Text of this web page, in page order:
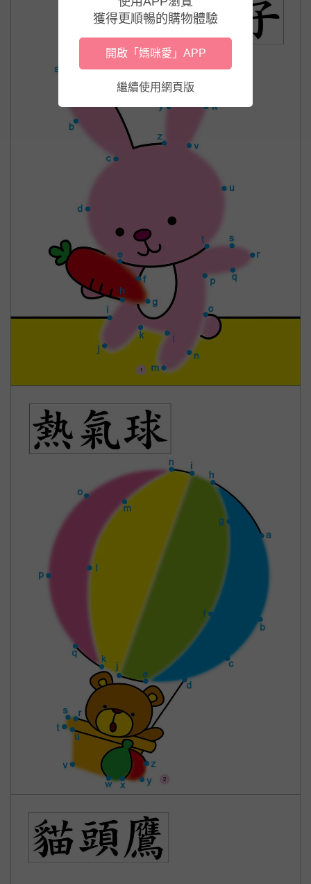
獲得更順暢的購物體驗
開啟「媽咪愛」APP
繼續使用網頁版